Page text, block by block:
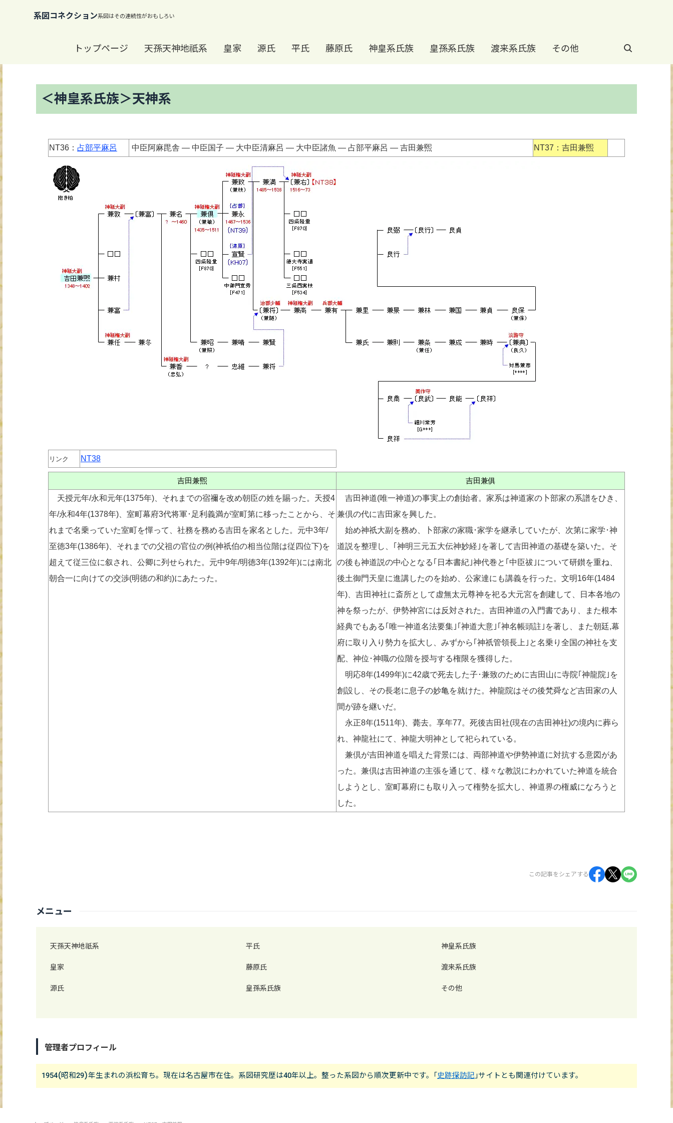
系図コネクション
トップページ 天孫天神地祇系 皇家 源氏 平氏 藤原氏 神皇系氏族 皇孫系氏族 渡来系氏族 その他
＜神皇系氏族＞天神系
NT36： 占部平麻呂 中臣阿麻毘舎 ― 中臣国子 ― 大中臣清麻呂 ― 大中臣諸魚 ― 占部平麻呂 ― 吉田兼煕 NT37：吉田兼煕
リンク NT38
吉田兼煕 吉田兼俱
天授元年/永和元年(1375年)、それまでの宿禰を改め朝臣の姓を賜った。天授4
年/永和4年(1378年)、室町幕府3代将軍･足利義満が室町第に移ったことから、そ
れまで名乗っていた室町を憚って、社務を務める吉田を家名とした。元中3年/
至徳3年(1386年)、それまでの父祖の官位の例(神祇伯の相当位階は従四位下)を
超えて従三位に叙され、公卿に列せられた。元中9年/明徳3年(1392年)には南北
朝合一に向けての交渉(明徳の和約)にあたった。
吉田神道(唯一神道)の事実上の創始者。家系は神道家の卜部家の系譜をひき、
兼倶の代に吉田家を興した。
始め神祇大副を務め、卜部家の家職･家学を継承していたが、次第に家学･神
道説を整理し、｢神明三元五大伝神妙経｣を著して吉田神道の基礎を築いた。そ
の後も神道説の中心となる｢日本書紀｣神代巻と｢中臣祓｣について研鑚を重ね、
後土御門天皇に進講したのを始め、公家達にも講義を行った。文明16年(1484
年)、吉田神社に斎所として虚無太元尊神を祀る大元宮を創建して、日本各地の
神を祭ったが、伊勢神宮には反対された。吉田神道の入門書であり、また根本
経典でもある｢唯一神道名法要集｣｢神道大意｣｢神名帳頭註｣を著し、また朝廷,幕
府に取り入り勢力を拡大し、みずから｢神祇管領長上｣と名乗り全国の神社を支
配、神位･神職の位階を授与する権限を獲得した。
明応8年(1499年)に42歳で死去した子･兼致のために吉田山に寺院｢神龍院｣を
創設し、その長老に息子の妙亀を就けた。神龍院はその後梵舜など吉田家の人
間が跡を継いだ。
永正8年(1511年)、薨去。享年77。死後吉田社(現在の吉田神社)の境内に葬ら
れ、神龍社にて、神龍大明神として祀られている。
兼倶が吉田神道を唱えた背景には、両部神道や伊勢神道に対抗する意図があ
った。兼倶は吉田神道の主張を通じて、様々な教説にわかれていた神道を統合
しようとし、室町幕府にも取り入って権勢を拡大し、神道界の権威になろうと
した。
この記事をシェアする
メニュー
天孫天神地祇系
皇家
源氏
平氏
藤原氏
皇孫系氏族
神皇系氏族
渡来系氏族
その他
管理者プロフィール
1954(昭和29)年生まれの浜松育ち。現在は名古屋市在住。系図研究歴は40年以上。整った系図から順次更新中です。｢史跡探訪記 ｣サイトとも関連付けています。